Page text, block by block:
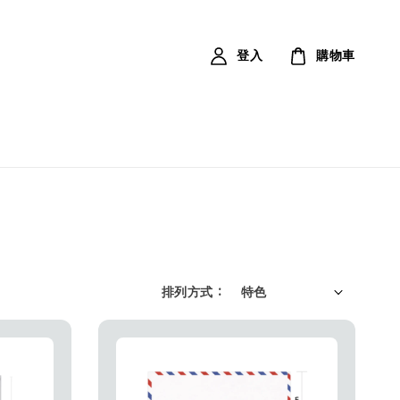
登入 購物車
排列方式 :